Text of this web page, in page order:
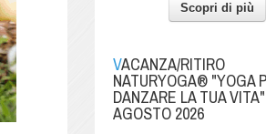
Scopri di più
VACANZA/RITIRO
NATURYOGA® "YOGA
DANZARE LA TUA
AGOSTO 2026